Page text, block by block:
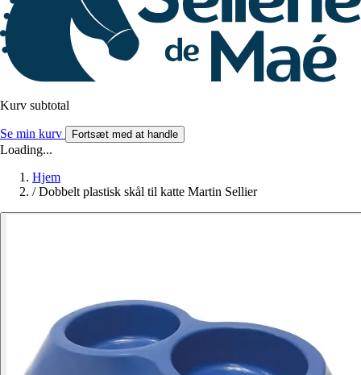
Kurv subtotal
Se min kurv Fortsæt med at handle
Loading...
Hjem
/ Dobbelt plastisk skål til katte Martin Sellier